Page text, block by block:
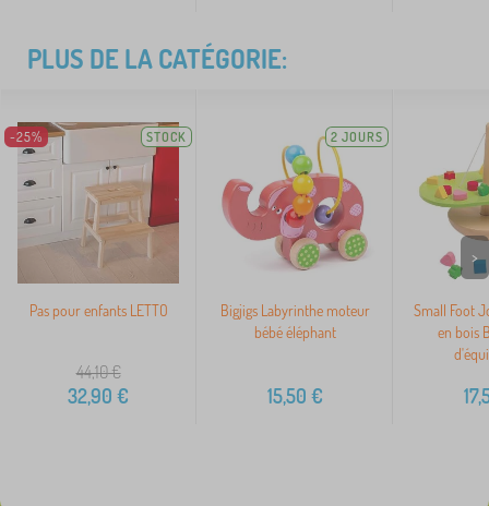
PLUS DE LA CATÉGORIE:
-25% STOCK
Pas pour enfants LETTO
44,10€
32,90 €
2 JOURS
Bigjigs Labyrinthe moteur
bébé éléphant
15,50 €
Small Foot
en bois
>